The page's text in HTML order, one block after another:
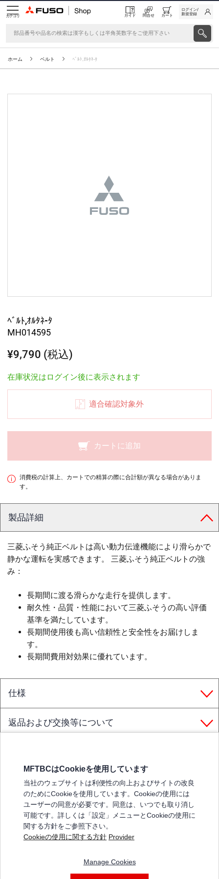
カテゴリ ガイド 問合せ カート
ログイン/
新規登録
ホーム ベルト ﾍﾞﾙﾄ,ｵﾙﾀﾈ-ﾀ
ﾍﾞﾙﾄ,ｵﾙﾀﾈ-ﾀ
MH014595
¥9,790 (税込)
在庫状況はログイン後に表示されます
適合確認対象外
カートに追加
消費税の計算上、カートでの精算の際に合計額が異なる場合がありま
す。
製品詳細
三菱ふそう純正ベルトは高い動力伝達機能により滑らかで
静かな運転を実感できます。 三菱ふそう純正ベルトの強
み：
長期間に渡る滑らかな走行を提供します。
耐久性・品質・性能において三菱ふそうの高い評価
基準を満たしています。
長期間使用後も高い信頼性と安全性をお届けしま
す。
長期間費用対効果に優れています。
仕様
返品および交換等について
弊社の製品について
販売店リスト
よくある質問 / お問い合わせ
特定商取引法に基づく表記
三菱ふそうショップ_利用規約
MFTBCはCookieを使用しています
当社のウェブサイトは利便性の向上およびサイトの改良
のためにCookieを使用しています。Cookieの使用には
ユーザーの同意が必要です。同意は、いつでも取り消し
可能です。詳しくは「設定」メニューとCookieの使用に
関する方針をご参照下さい。
Cookieの使用に関する方針 Provider
Manage Cookies